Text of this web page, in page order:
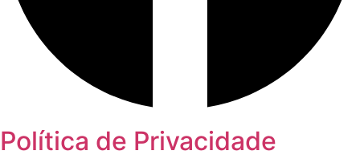
Política de Privacidade